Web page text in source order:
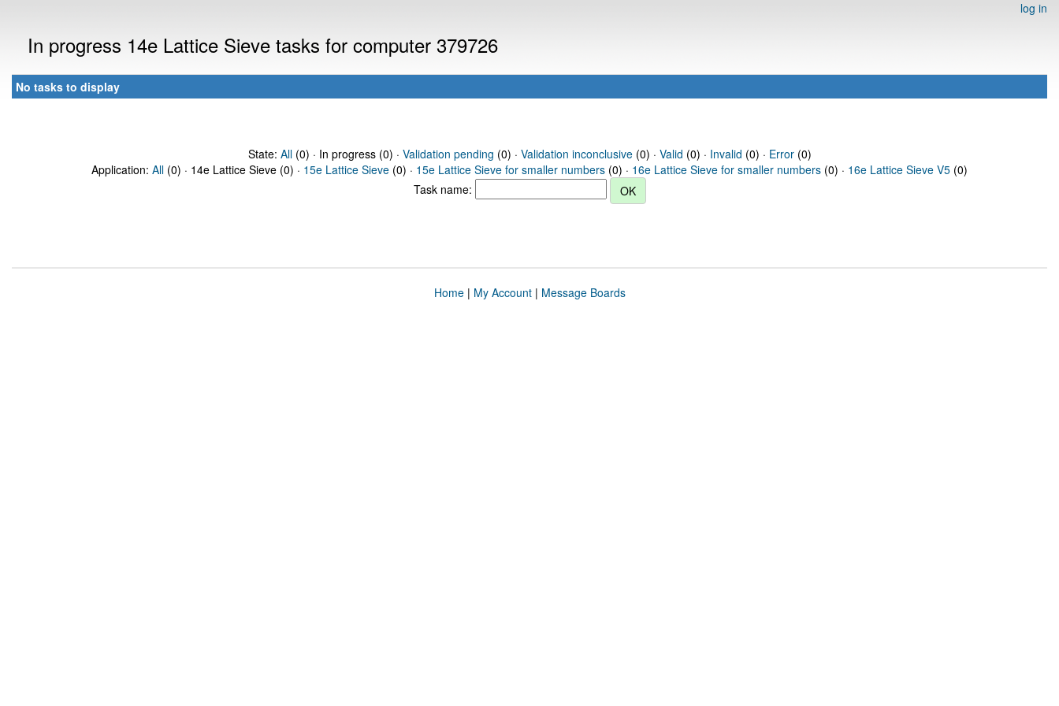
log in
In progress 14e Lattice Sieve tasks for computer 379726
No tasks to display
State: All(0) · In progress (0) · Validation pending (0) · Validation inconclusive(0) · Valid (0) · Invalid (0) · Error(0)
Application: All (0) · 14e Lattice Sieve (0) · 15e Lattice Sieve (0) · 15e Lattice Sieve for smaller numbers (0) · 16e Lattice Sieve for smaller numbers (0) · 16e Lattice Sieve V5 (0)
Task name:
Home| My Account| Message Boards